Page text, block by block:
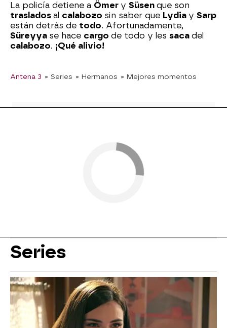
La policía detiene a Ömer y Süsen que son
traslados al calabozo sin saber que Lydia y Sarp
están detrás de todo. Afortunadamente,
Süreyya se hace cargo de todo y les saca del
calabozo. ¡Qué alivio!
Antena 3 » Series » Hermanos » Mejores momentos
Series